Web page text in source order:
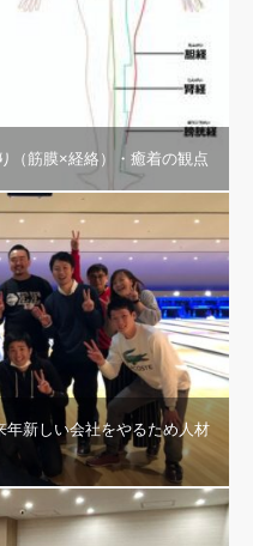
（筋膜×経絡）・癒着の観点
新しい会社をやるため人材